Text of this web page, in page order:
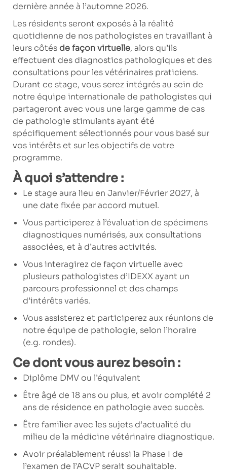
dernière année à l’automne 2026.
Les résidents seront exposés à la réalité
quotidienne de nos pathologistes en travaillant à
leurs côtés de façon virtuelle, alors qu’ils
effectuent des diagnostics pathologiques et des
consultations pour les vétérinaires praticiens.
Durant ce stage, vous serez intégrés au sein de
notre équipe internationale de pathologistes qui
partageront avec vous une large gamme de cas
de pathologie stimulants ayant été
spécifiquement sélectionnés pour vous basé sur
vos intérêts et sur les objectifs de votre
programme.
À quoi s’attendre :
Le stage aura lieu en Janvier/Février 2027, à
une date fixée par accord mutuel.
Vous participerez à l’évaluation de spécimens
diagnostiques numérisés, aux consultations
associées, et à d’autres activités.
Vous interagirez de façon virtuelle avec
plusieurs pathologistes d’IDEXX ayant un
parcours professionnel et des champs
d’intérêts variés.
Vous assisterez et participerez aux réunions de
notre équipe de pathologie, selon l’horaire
(e.g. rondes).
Ce dont vous aurez besoin :
Diplôme DMV ou l’équivalent
Être âgé de 18 ans ou plus, et avoir complété 2
ans de résidence en pathologie avec succès.
Être familier avec les sujets d’actualité du
milieu de la médicine vétérinaire diagnostique.
Avoir préalablement réussi la Phase I de
l’examen de l’ACVP serait souhaitable.